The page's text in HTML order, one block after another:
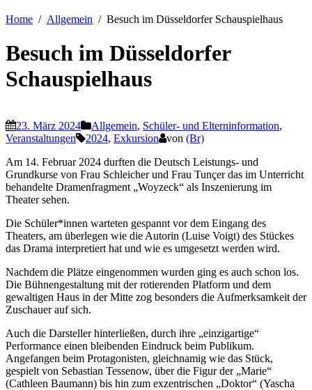
Home Allgemein Besuch im Düsseldorfer Schauspielhaus
Besuch im Düsseldorfer
Schauspielhaus
23. März 2024 Allgemein, Schüler- und Elterninformation,
Veranstaltungen
2024, Exkursion von (Br)
Am 14. Februar 2024 durften die Deutsch Leistungs- und
Grundkurse von Frau Schleicher und Frau Tunçer das im Unterricht
behandelte Dramenfragment „Woyzeck“ als Inszenierung im
Theater sehen.
Die Schüler*innen warteten gespannt vor dem Eingang des
Theaters, am überlegen wie die Autorin (Luise Voigt) des Stückes
das Drama interpretiert hat und wie es umgesetzt werden wird.
Nachdem die Plätze eingenommen wurden ging es auch schon los.
Die Bühnengestaltung mit der rotierenden Platform und dem
gewaltigen Haus in der Mitte zog besonders die Aufmerksamkeit der
Zuschauer auf sich.
Auch die Darsteller hinterließen, durch ihre „einzigartige“
Performance einen bleibenden Eindruck beim Publikum.
Angefangen beim Protagonisten, gleichnamig wie das Stück,
gespielt von Sebastian Tessenow, über die Figur der „Marie“
(Cathleen Baumann) bis hin zum exzentrischen „Doktor“ (Yascha